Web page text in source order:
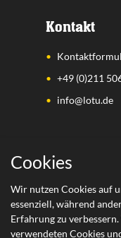
Kontakt
+49 (0)211
info@lotu.de
Wichtige
Zahlungsarten
Versand
Cookies
Wir nutzen Cookies auf
essenziell, während
Erfahrung zu
verwendeten Cookies